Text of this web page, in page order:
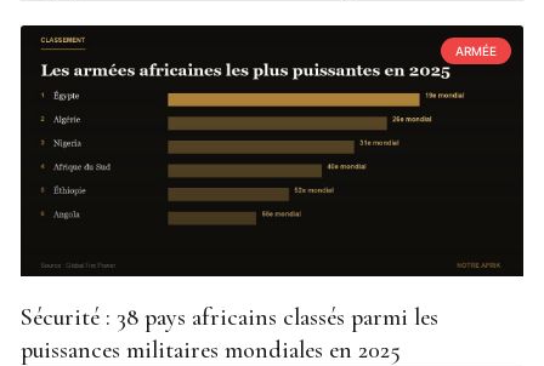
ARMÉE
Sécurité : 38 pays africains classés parmi les
puissances militaires mondiales en 2025